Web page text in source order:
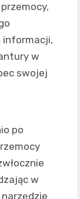
informacji,
w
swojej
po
w